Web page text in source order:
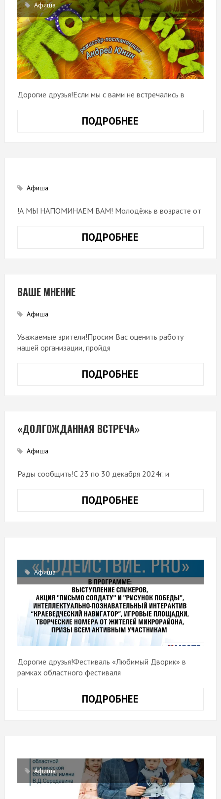
Афиша
Дорогие друзья!Если мы с вами не встречались в
ПОДРОБНЕЕ
Афиша
!А МЫ НАПОМИНАЕМ ВАМ! Молодёжь в возрасте от
ПОДРОБНЕЕ
ВАШЕ МНЕНИЕ
Афиша
Уважаемые зрители!Просим Вас оценить работу
нашей организации, пройдя
ПОДРОБНЕЕ
«ДОЛГОЖДАННАЯ ВСТРЕЧА»
Афиша
Рады сообщить!С 23 по 30 декабря 2024г. и
ПОДРОБНЕЕ
Афиша
Дорогие друзья!Фестиваль «Любимый Дворик» в
рамках областного фестиваля
ПОДРОБНЕЕ
Афиша